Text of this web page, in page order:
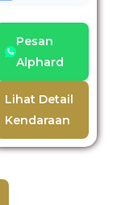
Pesan
Alphard
Lihat Detail
Kendaraan